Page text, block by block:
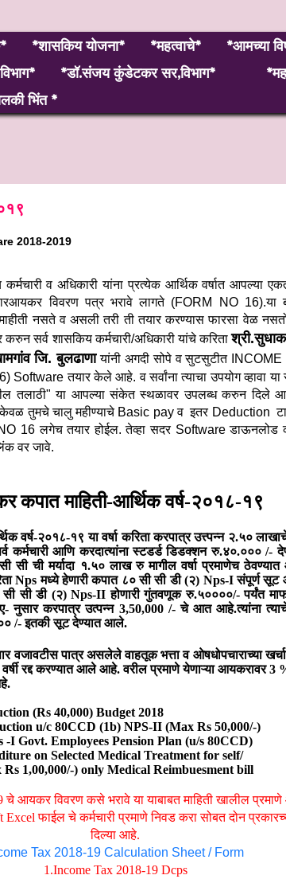
*शासकिय योजना* *महत्वाचे* *आमच्या
*डॉ.संजय कुंडेटकर सर,विभाग*
भिंत *
2018-2019
व अधिकारी यांना प्रत्‍येक आर्थिक वर्षात आपल्‍या
आयकर विवरण पत्र भरावे लागते (FORM NO 16).या
नसते वअसली तरी ती तयार करण्‍यास फारसा वेळ
करुन सर्व शासकिय कर्मचारी/अधिकारी यांचे करिता
जि. बुलढाणायांनी अगदी सोपे व सुटसुटीत INCOME
Software तयार केले आहे. व सर्वांना त्‍याचा उपयोग व्‍हावा या
तलाठी" या आपल्‍या संकेत स्‍थळावर उपलब्‍ध करुन दिले
तुमचे चालु महीण्‍याचे Basic pay व इतर Deduction
16 लगेच तयार होईल. तेव्‍हा सदर Software डाऊनलोड
वर जावे.
कपात माहिती-आर्थिक वर्ष-२०१८-१९
वर्ष-२०१८-१९ या वर्षा करिता करपात्र उत्त्पन्न २.५०
कर्मचारी आणि करदात्यांना स्टडर्ड डिडक्शन रु.४०.००० /-
सी ची मर्यादा १.५० लाख रु मागील वर्षा प्रमाणेच
Nps मध्ये हेणारी कपात ८० सी सी डी (२) Nps-I संपूर्ण
सी सी डी (२) Nps-II होणारी गुंतवणूक रु.५००००/- पर्यंत
करपात्र उत्पन्न 3,50,000 /-चे आत आहे.त्यांना
/- इतकी सूट देण्यात आले.
पात्र असलेले वाहतूक भत्ता व ओषधोपचाराच्या
वर्षी रद्द करण्यात आले आहे. वरील प्रमाणे येणाऱ्या आयकरावर 3
(Rs 40,000) Budget 2018
u/c 80CCD (1b) NPS-II (Max Rs 50,000/-)
-I Govt. Employees Pension Plan (u/s 80CCD)
on Selected Medical Treatment for self/
1,00,000/-) only Medical Reimbuesment bill
चे आयकर विवरण कसे भरावे या याबाबत माहिती खालील
Excelफाईल चे कर्मचारी प्रमाणे निवड करा सोबत दोन
दिल्या आहे.
Tax 2018-19 Calculation Sheet / Form
1 .Income Tax 2018-19 Dcps